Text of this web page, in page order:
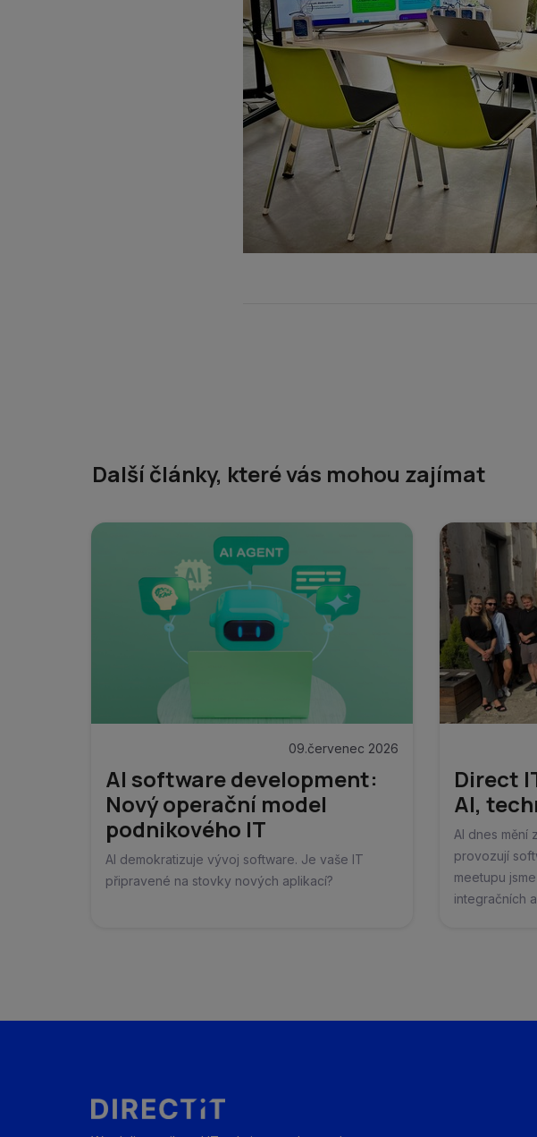
Další články, které vás mohou zajímat
09.červenec 2026
AI software development:
Nový operační model
podnikového IT
AI demokratizuje vývoj software. Je vaše IT
připravené na stovky nových aplikací?
Direct
AI,
AI dnes mění
provozují
meetupu
integračních